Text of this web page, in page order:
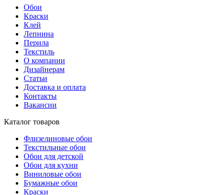
Обои
Краски
Клей
Лепнина
Перила
Текстиль
О компании
Дизайнерам
Статьи
Доставка и оплата
Контакты
Вакансии
Каталог товаров
Флизелиновые обои
Текстильные обои
Обои для детской
Обои для кухни
Виниловые обои
Бумажные обои
Краски